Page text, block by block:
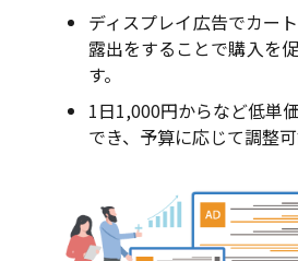
ディスプレイ広告でカー
露出をすることで購入を
す。
1日1,000円からなど低単
でき、予算に応じて調整可